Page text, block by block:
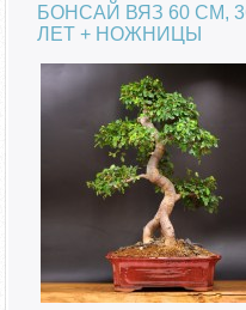
БОНСАЙ ВЯЗ 60 СМ,
ЛЕТ + НОЖНИЦЫ